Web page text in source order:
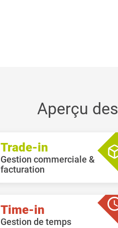
Aperçu des
Trade-in
Gestion commerciale &
facturation
Time-in
Gestion de temps